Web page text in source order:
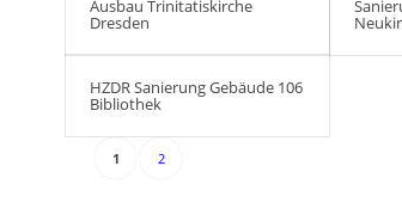
Ausbau Trinitatiskirche
Dresden
HZDR Sanierung Gebäude 106
Bibliothek
1 2